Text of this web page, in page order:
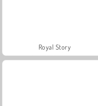
Royal Story